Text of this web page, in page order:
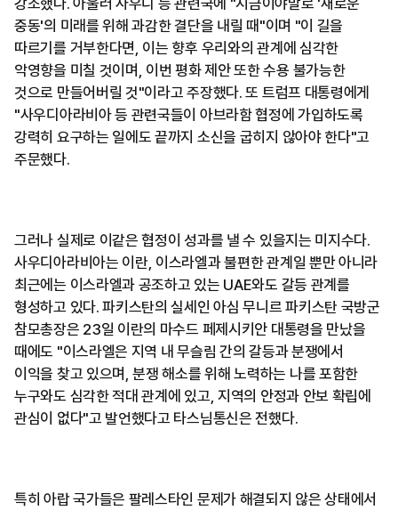
강조했다. 아울러 사우디 등 관련국에 "지금이야말로 '새로운
중동'의 미래를 위해 과감한 결단을 내릴 때"이며 "이 길을
따르기를 거부한다면, 이는 향후 우리와의 관계에 심각한
악영향을 미칠 것이며, 이번 평화 제안 또한 수용 불가능한
것으로 만들어버릴 것"이라고 주장했다. 또 트럼프 대통령에게
"사우디아라비아 등 관련국들이 아브라함 협정에 가입하도록
강력히 요구하는 일에도 끝까지 소신을 굽히지 않아야 한다"고
주문했다.
그러나 실제로 이같은 협정이 성과를 낼 수 있을지는 미지수다.
사우디아라비아는 이란, 이스라엘과 불편한 관계일 뿐만 아니라
최근에는 이스라엘과 공조하고 있는 UAE와도 갈등 관계를
형성하고 있다. 파키스탄의 실세인 아심 무니르 파키스탄 국방군
참모총장은 23일 이란의 마수드 페제시키안 대통령을 만났을
때에도 "이스라엘은 지역 내 무슬림 간의 갈등과 분쟁에서
이익을 찾고 있으며, 분쟁 해소를 위해 노력하는 나를 포함한
누구와도 심각한 적대 관계에 있고, 지역의 안정과 안보 확립에
관심이 없다"고 발언했다고 타스님통신은 전했다.
특히 아랍 국가들은 팔레스타인 문제가 해결되지 않은 상태에서